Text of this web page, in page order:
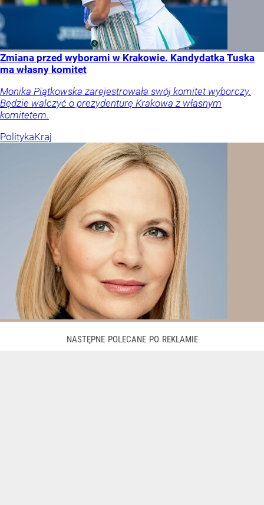
Zmiana przed wyborami w Krakowie. Kandydatka Tuska
ma własny komitet
Monika Piątkowska zarejestrowała swój komitet wyborczy.
Będzie walczyć o prezydenturę Krakowa z własnym
komitetem.
PolitykaKraj